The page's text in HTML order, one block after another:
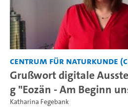
Centrum für Naturkunde
Grußwort digitale
g "Eozän - Am Beginn
Katharina Fegebank